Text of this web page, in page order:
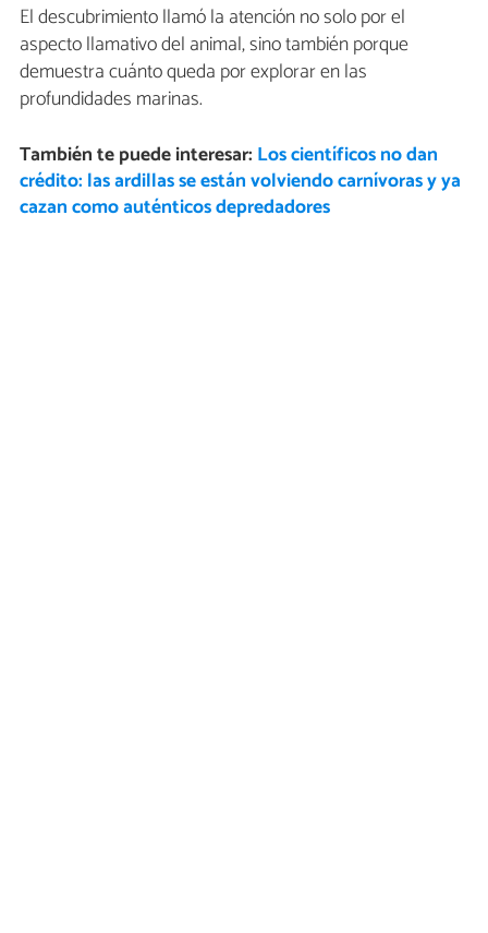
El descubrimiento llamó la atención no solo por el
aspecto llamativo del animal, sino también porque
demuestra cuánto queda por explorar en las
profundidades marinas.
También te puede interesar: Los científicos no dan
crédito: las ardillas se están volviendo carnívoras y ya
cazan como auténticos depredadores